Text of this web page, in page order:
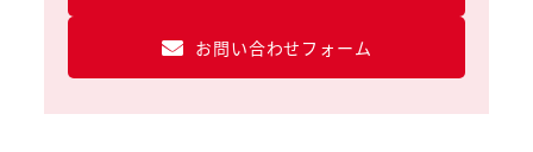
お問い合わせフォーム